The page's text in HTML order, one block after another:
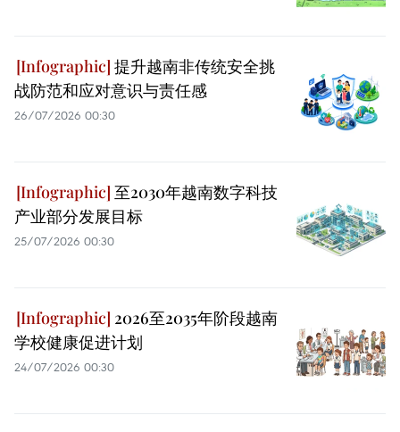
提升越南非传统安全挑
战防范和应对意识与责任感
26/07/2026 00:30
至2030年越南数字科技
产业部分发展目标
25/07/2026 00:30
2026至2035年阶段越南
学校健康促进计划
24/07/2026 00:30